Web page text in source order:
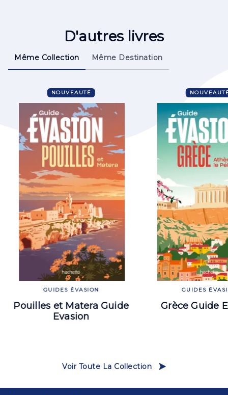
D'autres livres
Même Collection Même Destination
NOUVEAUTÉ
GUIDES ÉVASION
Pouilles et Matera Guide
Evasion
GUIDES
Grèce Guide
Voir Toute La Collection